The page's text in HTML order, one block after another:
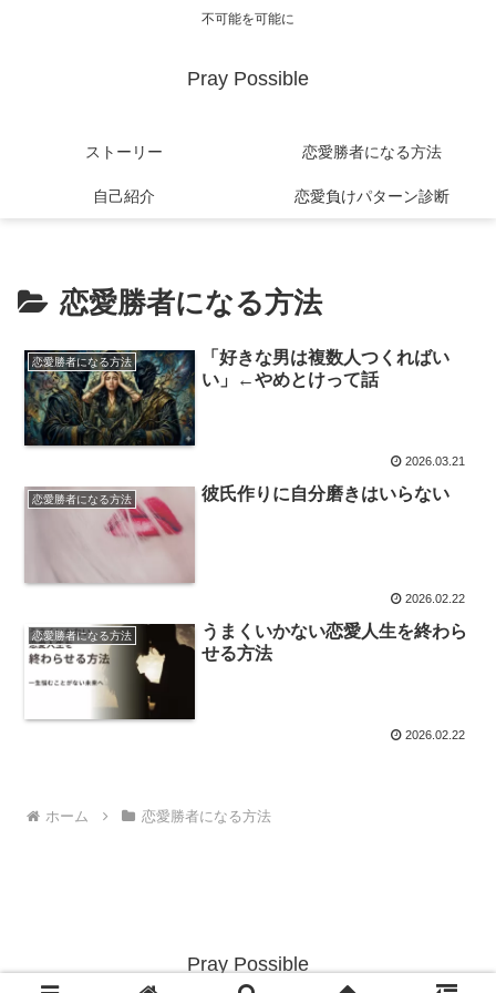
不可能を可能に
Pray Possible
ストーリー 恋愛勝者になる方法
自己紹介 恋愛負けパターン診断
恋愛勝者になる方法
恋愛勝者になる方法
「好きな男は複数人つくればい
い」←やめとけって話
2026.03.21
恋愛勝者になる方法 彼氏作りに自分磨きはいらない
2026.02.22
恋愛勝者になる方法
うまくいかない恋愛人生を終わら
せる方法
2026.02.22
ホーム 恋愛勝者になる方法
Pray Possible